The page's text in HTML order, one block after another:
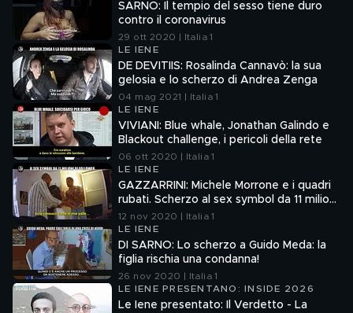
SARNO: Il tempio del sesso tiene duro
contro il coronavirus
29 ott 2020 | Italia 1
LE IENE
DE DEVITIIS: Rosalinda Cannavò: la sua
gelosia e lo scherzo di Andrea Zenga
04 mag 2021 | Italia 1
LE IENE
VIVIANI: Blue whale, Jonathan Galindo e
Blackout challenge, i pericoli della rete
06 ott 2020 | Italia 1
LE IENE
GAZZARRINI: Michele Morrone e i quadri
rubati. Scherzo al sex symbol da 11 milioni
di follower
12 nov 2020 | Italia 1
LE IENE
DI SARNO: Lo scherzo a Guido Meda: la
figlia rischia una condanna!
26 nov 2020 | Italia 1
LE IENE PRESENTANO: INSIDE 2026
Le Iene presentato: Il Verdetto - La